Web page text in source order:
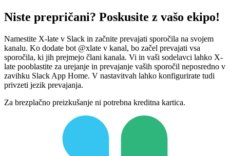
Niste prepričani? Poskusite z vašo ekipo!
Namestite X-late v Slack in začnite prevajati sporočila na svojem
kanalu. Ko dodate bot @xlate v kanal, bo začel prevajati vsa
sporočila, ki jih prejmejo člani kanala. Vi in vaši sodelavci lahko X-
late pooblastite za urejanje in prevajanje vaših sporočil neposredno v
zavihku Slack App Home. V nastavitvah lahko konfigurirate tudi
privzeti jezik prevajanja.
Za brezplačno preizkušanje ni potrebna kreditna kartica.